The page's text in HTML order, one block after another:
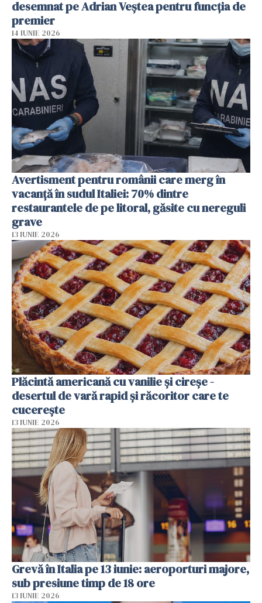
desemnat pe Adrian Veștea pentru funcția de
premier
14 IUNIE 2026
Avertisment pentru românii care merg în
vacanță în sudul Italiei: 70% dintre
restaurantele de pe litoral, găsite cu nereguli
grave
13 IUNIE 2026
Plăcintă americană cu vanilie și cireșe -
desertul de vară rapid și răcoritor care te
cucerește
13 IUNIE 2026
Grevă în Italia pe 13 iunie: aeroporturi majore,
sub presiune timp de 18 ore
13 IUNIE 2026